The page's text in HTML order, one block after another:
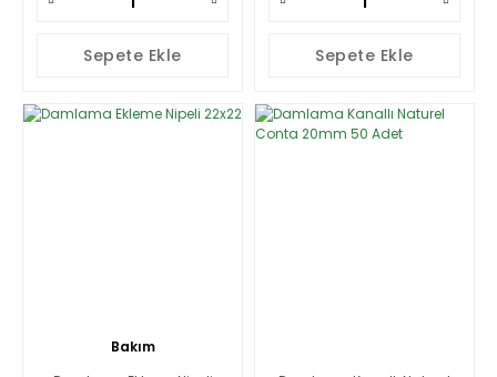
Sepete Ekle Sepete Ekle
Bakım